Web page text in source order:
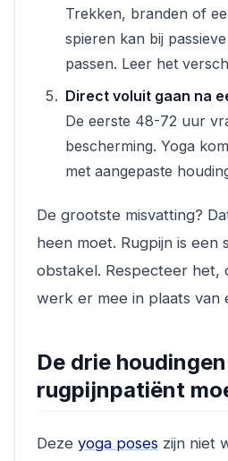
Trekken, branden of
spieren kan bij
passen. Leer het
Direct voluit gaan na
De eerste 48-72 uur
bescherming. Yoga
met aangepaste
De grootste misvatting?
heen moet. Rugpijn is een
obstakel. Respecteer het,
werk er mee in plaats van
De drie
rugpijnpatiënt
Deze yoga poses zijn niet